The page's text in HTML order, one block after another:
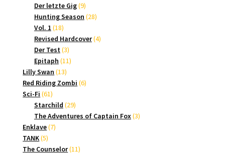
Der letzte Gig 99
Produkte
Hunting Season 2828
Vol. 1 1818
Produkte
Revised Hardcover 44
Der Test 33
Produkte
Epitaph 1111
Lilly Swan 1313
Produkte
Red Riding Zombi 66
Sci-Fi 6161
Produkte
Starchild 2929
Produkte
The Adventures of Captain Fox 33
Enklave 77
TANK 55
Produkte
The Counselor 1111